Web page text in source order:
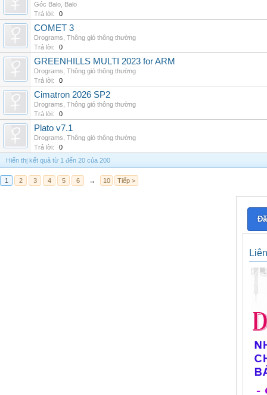
Góc Balo Balo
Trả lời:
0
COMET 3
Drograms Thông gió thông thường
Trả lời:
0
GREENHILLS MULTI 2023 for ARM
Drograms Thông gió thông thường
Trả lời:
0
Cimatron 2026 SP2
Drograms Thông gió thông thường
Trả lời:
0
Plato v7.1
Drograms Thông gió thông thường
Trả lời:
0
Hiển thị kết quả từ 1 đến 20 của 200
1 2 3 4 5 6 → 10 Tiếp >